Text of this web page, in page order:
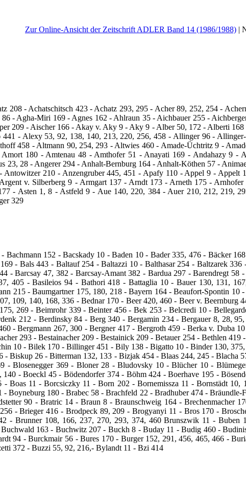
Zur Online-Ansicht der Zeitschrift ADLER Band 14 (1986/1988) |
208 ‑ Achatschitsch 423 - Achatz 293, 295 ‑ Acher 89, 252, 254 ‑
‑ Agha-Miri 169 ‑ Agnes 162 ‑ Ahlraun 35 ‑ Aichbauer 255 -
209 - Aischer 166 ‑ Akay v. Aky 9 ‑ Aky 9 ‑ Alber 50, 172 ‑ Alberti
‑ Alexy 53, 92, 138, 140, 213, 220, 256, 458 ‑ Allinger 96 ‑
458 ‑ Altmann 90, 254, 293 ‑ Altwies 460 ‑ Amade‑Üchtritz 9 ‑
180 - Amtenau 48 ‑ Amthofer 51 ‑ Anayati 169 ‑ Andahazy 9 ‑
23, 28 ‑ Angerer 294 ‑ Anhalt‑Bernburg 164 ‑ Anhalt‑Köthen 57 -
210 ‑ Anzengruber 445, 451 ‑ Apafy 110 ‑ Appel 9 ‑
v. Silberberg 9 ‑ Armgart 137 ‑ Arndt 173 ‑ Arneth 175 ‑
‑ Asten 1, 8 ‑ Astfeld 9 - Aue 140, 220, 384 ‑ Auer 210, 212, 219,
329
Bachmann 152 ‑ Bacskady 10 - Baden 10 ‑ Bader 335, 476 ‑ Bäcker
‑ Bals 443 ‑ Baltauf 254 ‑ Baltazzi 10 ‑ Balthasar 254 - Baltzarek
‑ Barcsay 47, 382 ‑ Barcsay‑Amant 382 ‑ Bardua 297 ‑ Barendregt
405 ‑ Basileios 94 ‑ Bathori 418 - Battaglia 10 ‑ Bauer 130, 131,
215 ‑ Baumgartner 175, 180, 218 ‑ Bayern 164 ‑ Beaufort‑Spontin
109, 140, 168, 336 - Bednar 170 ‑ Beer 420, 460 ‑ Beer v. Beernburg
269 ‑ Beimrohr 339 ‑ Beinter 456 ‑ Bek 253 ‑ Belcredi 10 ‑
212 ‑ Berdinsky 84 ‑ Berg 340 ‑ Bergamin 234 ‑ Bergauer 8, 28,
‑ Bergmann 267, 300 - Bergner 417 ‑ Bergroth 459 ‑ Berka v. Duba
293 ‑ Bestainacher 209 ‑ Bestainick 209 - Betauer 254 ‑ Bethlen
10 ‑ Bilek 170 ‑ Billinger 451 ‑ Bily 138 ‑ Bigatto 10 ‑ Binder 130,
Biskup 26 - Bitterman 132, 133 ‑ Bizjak 454 ‑ Blaas 244, 245 ‑ Blacha
Blosenegger 369 ‑ Bloner 28 - Bludovsky 10 ‑ Blücher 10 ‑
‑ Boeckl 45 ‑ Bödendorfer 374 ‑ Böhm 424 ‑ Boerhave 195 -
Boas 11 - Borcsiczky 11 ‑ Born 202 ‑ Bornemissza 11 ‑ Bornstädt
Boyneburg 180 ‑ Brabec 58 ‑ Brachfeld 22 - Bradhuber 474 ‑
90 ‑ Bratric 14 ‑ Braun 8 ‑ Braunschweig 164 ‑ Brechenmacher
‑ Brieger 416 ‑ Brodpeck 89, 209 ‑ Brogyanyi 11 ‑ Bros 170 ‑
‑ Brunner 108, 166, 237, 270, 293, 374, 460 Brunszwik 11 ‑ Buben
163 ‑ Buchwitz 207 ‑ Buckh 8 ‑ Buday 11 ‑ Budig 460 ‑
94 ‑ Burckmair 56 ‑ Bures 170 - Burger 152, 291, 456, 465, 466 ‑
372 ‑ Buzzi 55, 92, 216,‑ Bylandt 11 ‑ Bzi 414